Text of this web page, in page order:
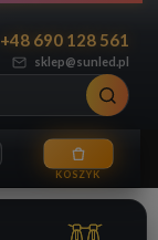
sklep@sunled.pl
+48 690 128 561